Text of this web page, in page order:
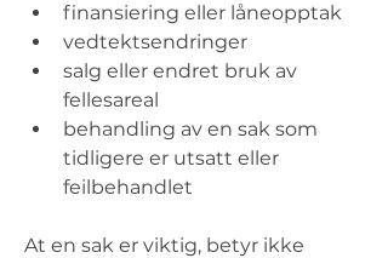
finansiering eller låneopptak
vedtektsendringer
salg eller endret bruk av
fellesareal
behandling av en sak som
tidligere er utsatt eller
feilbehandlet
At en sak er viktig, betyr ikke